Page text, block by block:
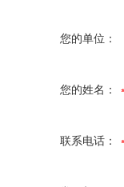
您的单位：
您的姓名：
联系电话：